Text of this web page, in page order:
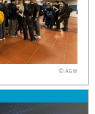
© AGW